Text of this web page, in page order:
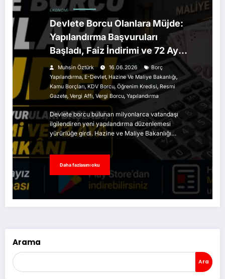
EKONOMI
Devlete Borcu Olanlara Müjde:
Yapılandırma Başvuruları
Başladı, Faiz İndirimi ve 72 Aya
Vade İmkânı
Muhsin Öztürk 16.06.2026
Borç
Yapılandırma,E-Devlet, Hazine Ve Maliye Bakanlığı,
Kamu Borçları,KDV Borcu, Öğrenim Kredisi, Resmi
Gazete, Vergi Affı, Vergi Borcu, Yapılandırma
Devlete borcu bulunan milyonlarca vatandaşı
ilgilendiren yeni yapılandırma düzenlemesi
yürürlüğe girdi. Hazine ve Maliye Bakanlığı…
Daha fazlasını oku
Arama
Ara